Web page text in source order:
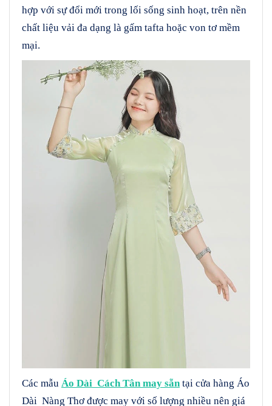
hợp với sự đổi mới trong lối sống sinh hoạt, trên nền
chất liệu vải đa dạng là gấm tafta hoặc von tơ mềm
mại.
Các mẫu Áo Dài Cách Tân may sẵntại cửa hàng Áo
Dài Nàng Thơ được may với số lượng nhiều nên giá